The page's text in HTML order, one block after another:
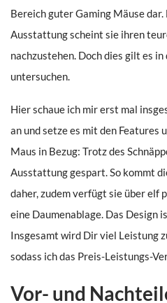
Bereich guter Gaming Mäuse
Ausstattung scheint sie ihren
nachzustehen. Doch dies gilt es
untersuchen.
Hier schaue ich mir erst mal
an und setze es mit den
Maus in Bezug: Trotz des
Ausstattung gespart. So kommt
daher, zudem verfügt sie über elf
eine Daumenablage. Das Design
Insgesamt wird Dir viel Leistung
sodass ich das Preis-Leistungs-
Vor- und